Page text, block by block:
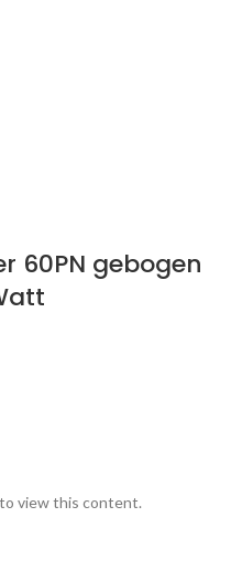
60PN gebogen
view this content.